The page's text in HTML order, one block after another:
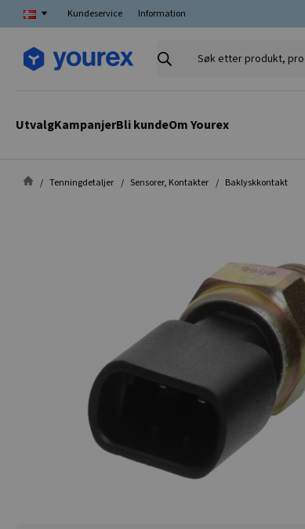
Kundeservice Information
Søk
kategori
UtvalgKampanjerBli kundeOm Yourex
Tenningdetaljer Sensorer, Kontakter Baklyskkontakt